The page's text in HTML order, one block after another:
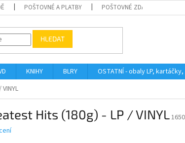
POŠTOVNÉ A PLATBY POŠTOVNÉ ZDARMA
HLEDAT
KNIHY BLRY OSTATNÍ - obaly LP,
Hits (180g) - LP / VINYL